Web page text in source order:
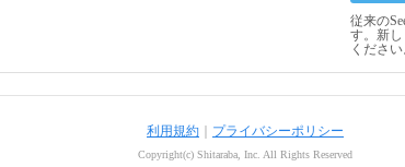
従来の
す。新
ください
利用規約 プライバシーポリシー
Copyright(c) Shitaraba, Inc. All Rights Reserved